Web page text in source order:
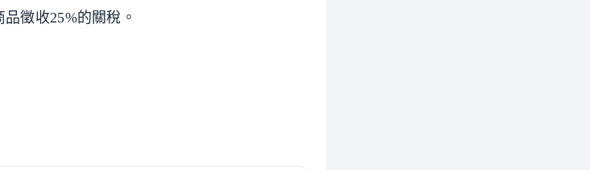
徵收25%的關稅。